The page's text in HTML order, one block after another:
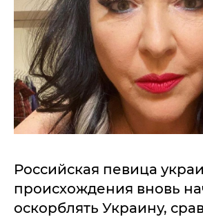
Российская певица
происхождения вновь
оскорблять Украину,